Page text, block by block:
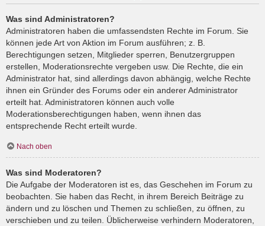
Was sind Administratoren?
Administratoren haben die umfassendsten Rechte im Forum. Sie
können jede Art von Aktion im Forum ausführen; z. B.
Berechtigungen setzen, Mitglieder sperren, Benutzergruppen
erstellen, Moderationsrechte vergeben usw. Die Rechte, die ein
Administrator hat, sind allerdings davon abhängig, welche Rechte
ihnen ein Gründer des Forums oder ein anderer Administrator
erteilt hat. Administratoren können auch volle
Moderationsberechtigungen haben, wenn ihnen das
entsprechende Recht erteilt wurde.
Nach oben
Was sind Moderatoren?
Die Aufgabe der Moderatoren ist es, das Geschehen im Forum zu
beobachten. Sie haben das Recht, in ihrem Bereich Beiträge zu
ändern und zu löschen und Themen zu schließen, zu öffnen, zu
verschieben und zu teilen. Üblicherweise verhindern Moderatoren,